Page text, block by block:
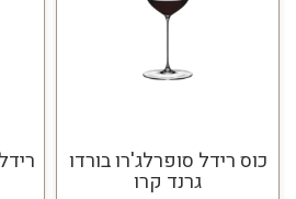
כוס רידל סופרלג'רו בורדו
גרנד קרו